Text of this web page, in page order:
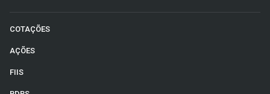
COTAÇÕES
AÇÕES
FIIS